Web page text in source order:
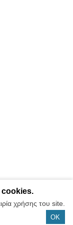
cookies.
χρήσης του site.
OK